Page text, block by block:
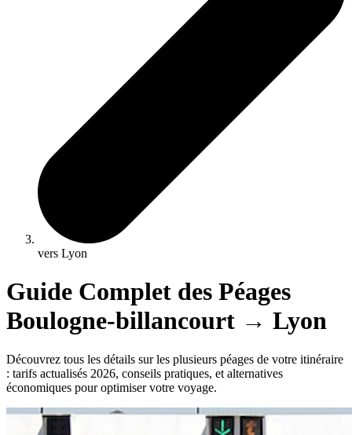
vers Lyon
Guide Complet des Péages
Boulogne-billancourt → Lyon
Découvrez tous les détails sur les plusieurs péages de votre itinéraire
: tarifs actualisés 2026, conseils pratiques, et alternatives
économiques pour optimiser votre voyage.